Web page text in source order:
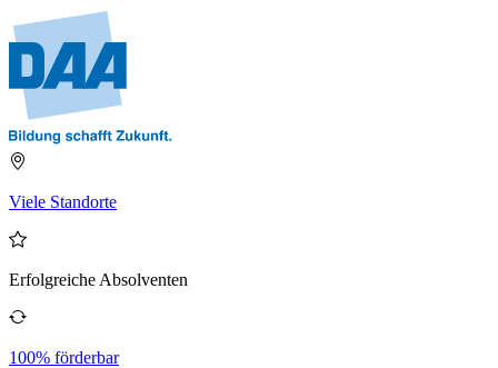
Viele Standorte
Erfolgreiche Absolventen
100% förderbar